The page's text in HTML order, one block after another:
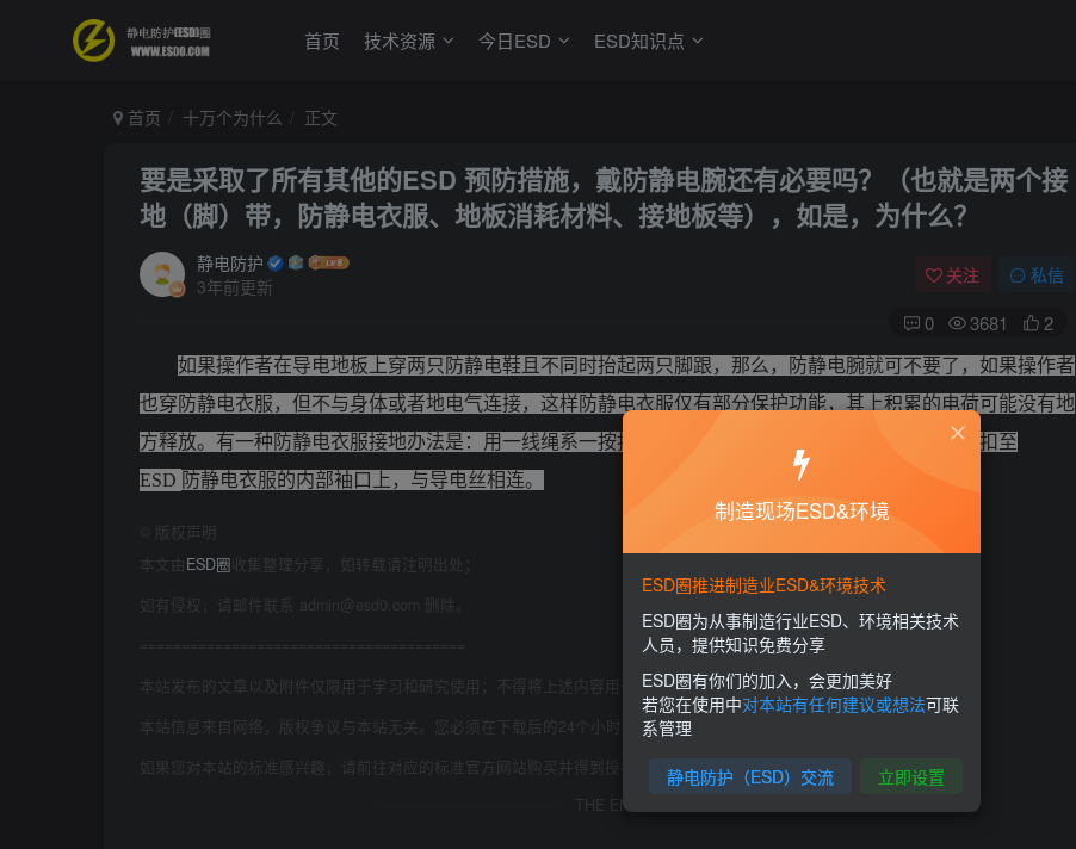
首页 技术资源 今日ESD ESD知识点
首页 十万个为什么 正文
要是采取了所有其他的ESD 预防措施，戴防静电腕还有必要吗？（也就是两个接
地（脚）带，防静电衣服、地板消耗材料、接地板等），如是，为什么？
静电防护
3年前更新
关注 私信
0 3681 2
如果操作者在导电地板上穿两只防静电鞋且不同时抬起两只脚跟，那么，防静电腕就可不要了，如果操作者
也穿防静电衣服，但不与身体或者地电气连接，这样防静电衣服仅有部分保护功能，其 上积累的电荷可能没有地
方释放。有一种防静电衣服接地办法是：用一线绳系一按扣于防静电衣服的腰部，
或者用一防静电腕扣至
ESD 防静电衣服的内部袖口上，与导电丝相连。
版权声明
本文由ESD圈收集整理分享，如转载请注明出处；
如有侵权，请邮件联系 admin@esd0.com 删除。
本站发布的文章以及附件仅限用于学习和研究使用；不得将上述内容用于商业或者非法用途，否则，后果请用户自负。
本站信息来自网络，版权争议与本站无关。您必须在下载后的24个小时之内，从您的电脑中彻底删除上述内容。
如果您对本站的标准感兴趣，请前往对应的标准官方网站购买并得到授权。如有侵权请邮件与我们联系处理。
THE END
制造现场ESD&环境
ESD圈推进制造业ESD&环境技术
ESD圈为从事制造行业ESD、环境相关技术
人员，提供知识免费分享
ESD圈有你们的加入，会更加美好
若您在使用中对本站有任何建议或想法可联
系管理
静电防护（ESD）交流 立即设置